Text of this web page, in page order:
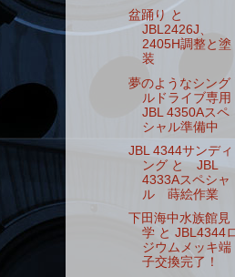
盆踊り と
JBL2426J、
2405H調整と塗
装
夢のようなシング
ルドライブ専用
JBL 4350Aスペ
シャル準備中
JBL 4344サンディ
ング と JBL
4333Aスペシャ
ル 蒔絵作業
下田海中水族館見
学 と JBL4344
ジウムメッキ端
子交換完了！